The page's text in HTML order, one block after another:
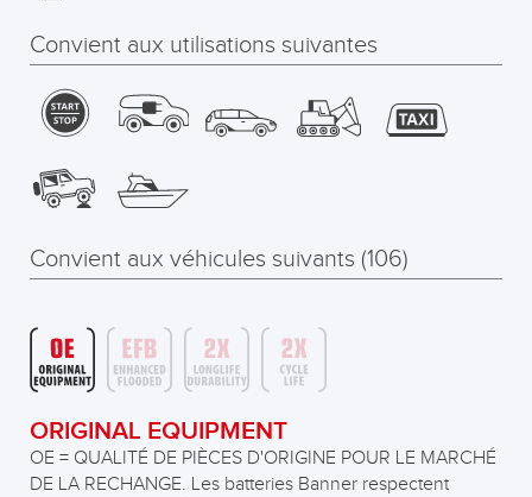
Convient aux utilisations suivantes
Convient aux véhicules suivants (106)
ORIGINAL EQUIPMENT
OE = QUALITÉ DE PIÈCES D'ORIGINE POUR LE MARCHÉ
DE LA RECHANGE. Les batteries Banner respectent